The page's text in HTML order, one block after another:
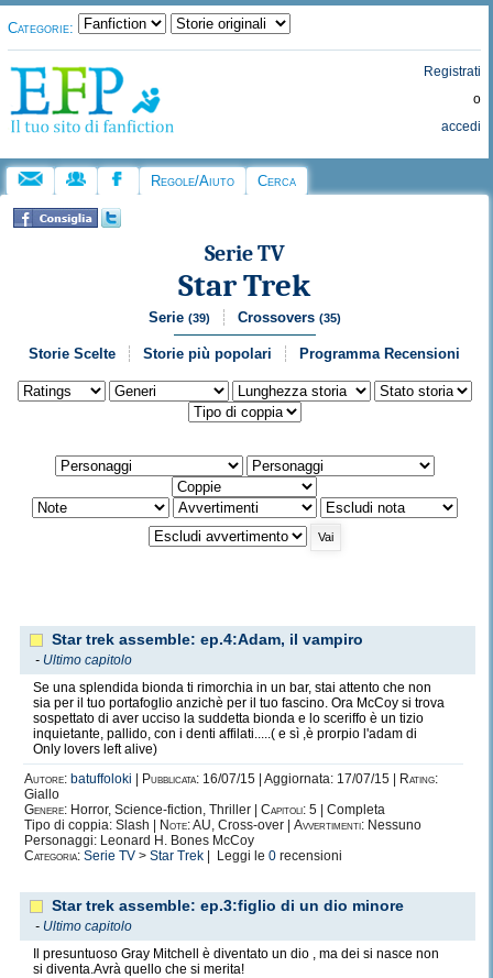
Categorie:
Registrati
o
accedi
Regole/Aiuto Cerca
Serie TV
Star Trek
Serie (39) Crossovers (35)
Storie Scelte Storie più popolari Programma Recensioni
Star trek assemble: ep.4:Adam, il vampiro
- Ultimo capitolo
Se una splendida bionda ti rimorchia in un bar, stai attento che non
sia per il tuo portafoglio anzichè per il tuo fascino. Ora McCoy si trova
sospettato di aver ucciso la suddetta bionda e lo sceriffo è un tizio
inquietante, pallido, con i denti affilati.....( e sì ,è prorpio l'adam di
Only lovers left alive)
Autore: batuffoloki Pubblicata: 16/07/15 | Aggiornata: 17/07/15 |
Rating:
Giallo
Genere: Horror, Science-fiction, Thriller | Capitoli: 5 | Completa
Tipo di coppia: Slash |
Note:AU, Cross-over | Avvertimenti: Nessuno
Personaggi: Leonard H. Bones McCoy
Categoria: Serie TV > Star Trek | Leggi le 0 recensioni
Star trek assemble: ep.3:figlio di un dio minore
- Ultimo capitolo
Il presuntuoso Gray Mitchell è diventato un dio , ma dei si nasce non
si diventa.Avrà quello che si merita!